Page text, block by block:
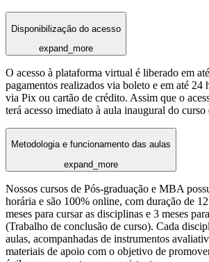
Disponibilização do acesso
expand_more
O acesso à plataforma virtual é liberado em
pagamentos realizados via boleto e em até 24
via Pix ou cartão de crédito. Assim que o
terá acesso imediato à aula inaugural do curso
Metodologia e funcionamento das aulas
expand_more
Nossos cursos de Pós-graduação e MBA
horária e são 100% online, com duração de
meses para cursar as disciplinas e 3 meses
(Trabalho de conclusão de curso). Cada
aulas, acompanhadas de instrumentos
materiais de apoio com o objetivo de